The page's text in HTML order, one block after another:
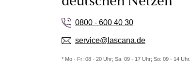
0800 - 600 40 30
service@lascana.de
* Mo - Fr: 08 - 20 Uhr; Sa: 09 - 17 Uhr; So: 09 - 14 Uhr.